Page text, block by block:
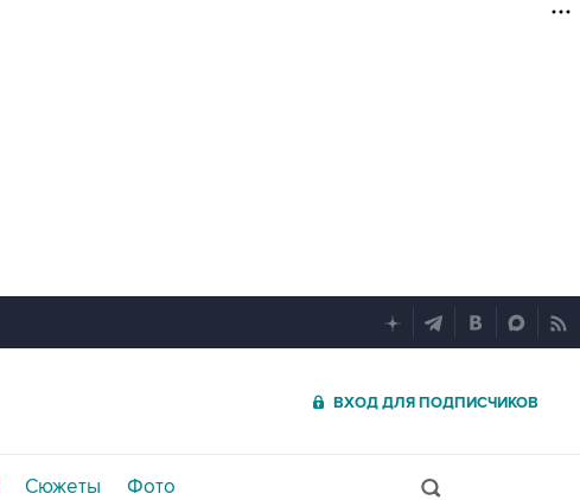
ВХОД ДЛЯ ПОДПИСЧИКОВ
Сюжеты Фото